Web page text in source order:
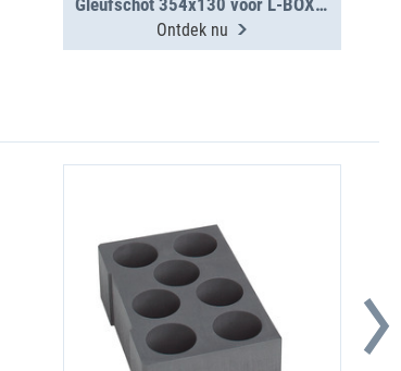
Gleufschot 354x130 voor L-BOXX 238 G
Ontdek nu